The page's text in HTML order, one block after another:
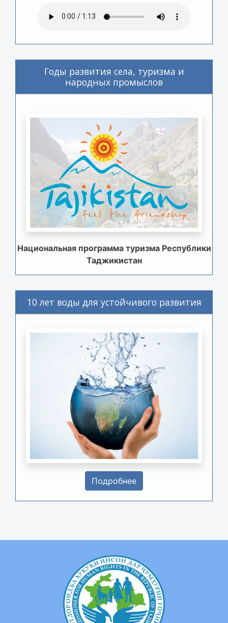
Годы развития села, туризма и
народных промыслов
Национальная программа туризма Республики
Таджикистан
10 лет воды для устойчивого развития
Подробнее